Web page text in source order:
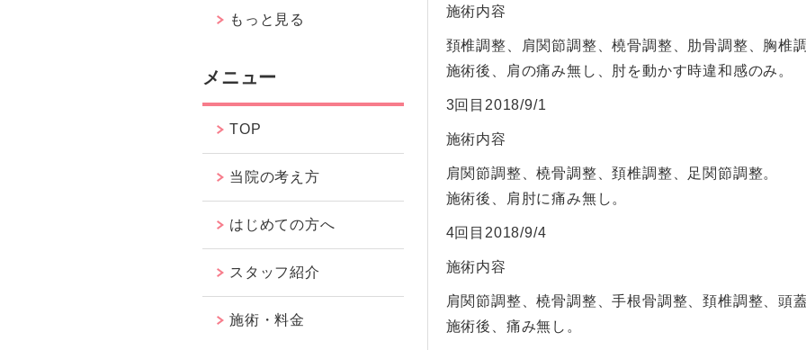
施術内容
頚椎調整、肩関節調整、橈骨調整、肋骨調整、胸椎
施術後、肩の痛み無し、肘を動かす時違和感のみ。
3回目2018/9/1
施術内容
肩関節調整、橈骨調整、頚椎調整、足関節調整。
施術後、肩肘に痛み無し。
4回目2018/9/4
施術内容
肩関節調整、橈骨調整、手根骨調整、頚椎調整、頭
施術後、痛み無し。
もっと見る
メニュー
TOP
当院の考え方
はじめての方へ
スタッフ紹介
施術・料金